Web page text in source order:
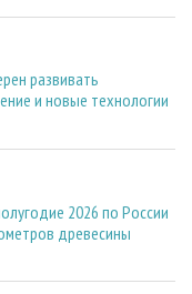
развивать
и новые технологии
2026 по России
древесины